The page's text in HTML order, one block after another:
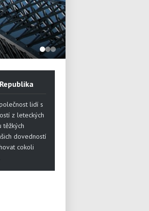
lidí s
z leteckých
těžkých
dovedností
cokoli